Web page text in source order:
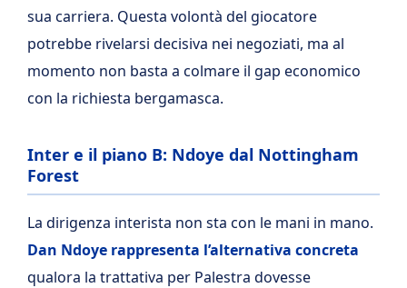
sua carriera. Questa volontà del giocatore
potrebbe rivelarsi decisiva nei negoziati, ma al
momento non basta a colmare il gap economico
con la richiesta bergamasca.
Inter e il piano B: Ndoye dal Nottingham
Forest
La dirigenza interista non sta con le mani in mano.
Dan Ndoye rappresenta l’alternativa concreta
qualora la trattativa per Palestra dovesse